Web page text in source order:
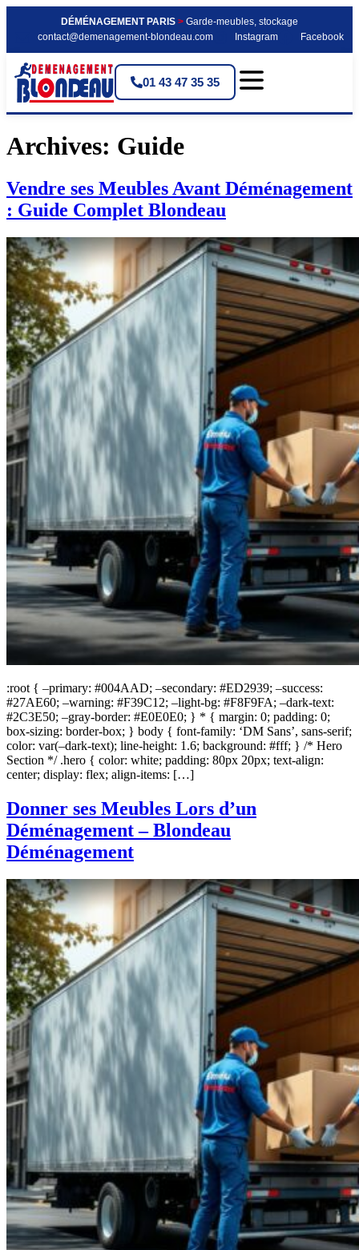
DÉMÉNAGEMENT PARIS > Garde-meubles, stockage
contact@demenagement-blondeau.com
Instagram Facebook
01 43 47 35 35
Archives: Guide
Vendre ses Meubles Avant Déménagement
: Guide Complet Blondeau
:root { –primary: #004AAD; –secondary: #ED2939; –success:
#27AE60; –warning: #F39C12; –light-bg: #F8F9FA; –dark-text:
#2C3E50; –gray-border: #E0E0E0; } * { margin: 0; padding: 0;
box-sizing: border-box; } body { font-family: ‘DM Sans’, sans-serif;
color: var(–dark-text); line-height: 1.6; background: #fff; } /* Hero
Section */ .hero { color: white; padding: 80px 20px; text-align:
center; display: flex; align-items: […]
Donner ses Meubles Lors d’un
Déménagement – Blondeau
Déménagement